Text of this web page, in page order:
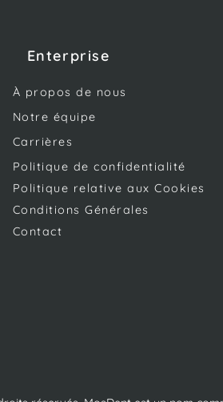
Enterprise
À propos de nous
Notre équipe
Carrières
Politique de confidentialité
Politique relative aux Cookies
Conditions Générales
Contact